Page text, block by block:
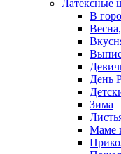
Латексные
В
День
Зима
Маме